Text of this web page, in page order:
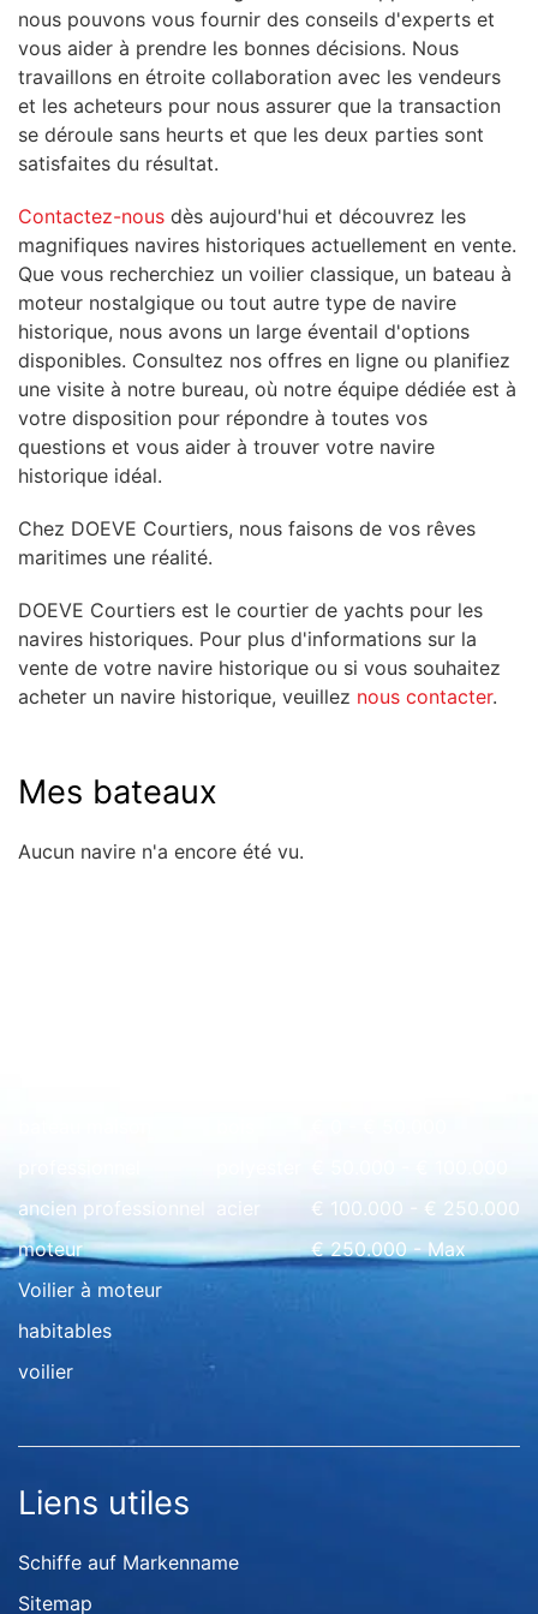
nous pouvons vous fournir des conseils d'experts et
vous aider à prendre les bonnes décisions. Nous
travaillons en étroite collaboration avec les vendeurs
et les acheteurs pour nous assurer que la transaction
se déroule sans heurts et que les deux parties sont
satisfaites du résultat.
Contactez-nous dès aujourd'hui et découvrez les
magnifiques navires historiques actuellement en vente.
Que vous recherchiez un voilier classique, un bateau à
moteur nostalgique ou tout autre type de navire
historique, nous avons un large éventail d'options
disponibles. Consultez nos offres en ligne ou planifiez
une visite à notre bureau, où notre équipe dédiée est à
votre disposition pour répondre à toutes vos
questions et vous aider à trouver votre navire
historique idéal.
Chez DOEVE Courtiers, nous faisons de vos rêves
maritimes une réalité.
DOEVE Courtiers est le courtier de yachts pour les
navires historiques. Pour plus d'informations sur la
vente de votre navire historique ou si vous souhaitez
acheter un navire historique, veuillez nous contacter.
Mes bateaux
Aucun navire n'a encore été vu.
ancien professionnel
moteur
Voilier à moteur
habitables
voilier
acier
€ 100.000 - € 250.000
€ 250.000 - Max
Liens utiles
Schiffe auf Markenname
Sitemap